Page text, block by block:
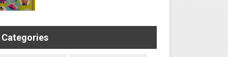
Categories